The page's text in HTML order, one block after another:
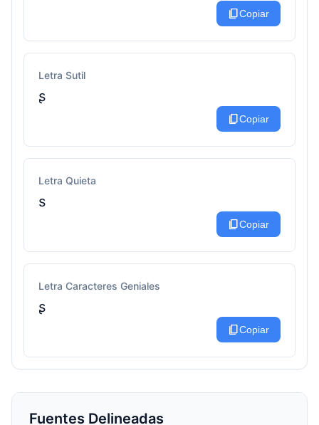
content_copyCopiar
Letra Sutil
ʂ
content_copyCopiar
Letra Quieta
ѕ
content_copyCopiar
Letra Caracteres Geniales
ʂ
content_copyCopiar
Fuentes Delineadas